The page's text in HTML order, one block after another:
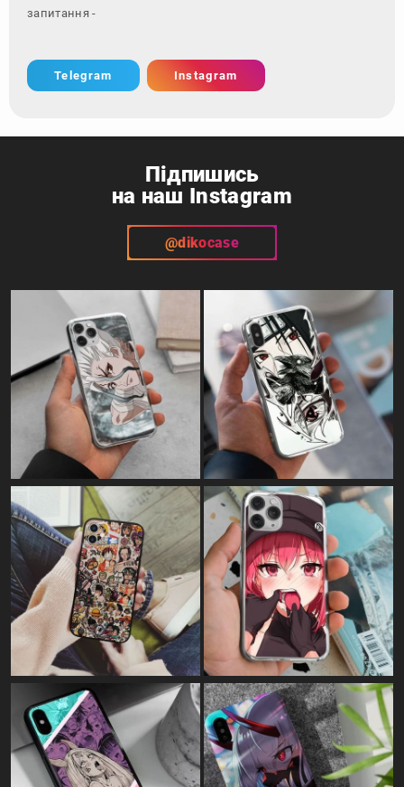
запитання - зверніться з
Telegram Instagram
Підпишись
на наш Instagram
@dikocase